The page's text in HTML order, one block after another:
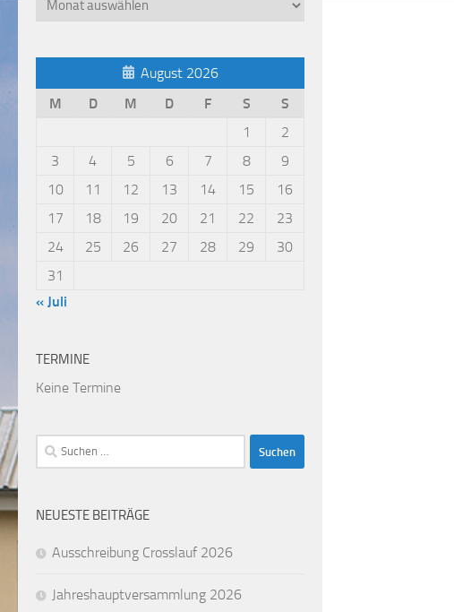
August 2026
M
D M D F S
S
1
2
3
4 5 6 7 8
9
10
11 12 13 14 15
16
17
18 19 20 21 22
23
24
25 26 27 28 29
30
31
« Juli
TERMINE
Keine Termine
Suchen
nach:
NEUESTE BEITRÄGE
Ausschreibung Crosslauf 2026
Jahreshauptversammlung 2026